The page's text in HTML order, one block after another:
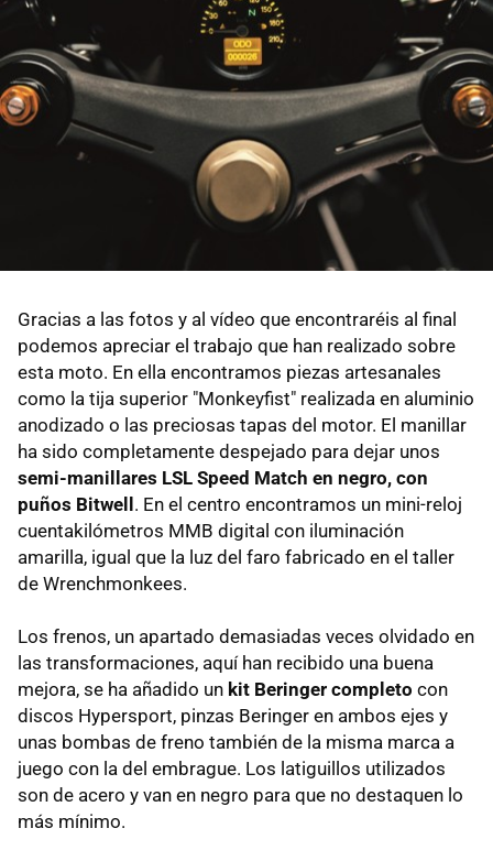
Gracias a las fotos y al vídeo que encontraréis al final
podemos apreciar el trabajo que han realizado sobre
esta moto. En ella encontramos piezas artesanales
como la tija superior "Monkeyfist" realizada en aluminio
anodizado o las preciosas tapas del motor. El manillar
ha sido completamente despejado para dejar unos
semi-manillares LSL Speed Match en negro, con
puños Bitwell. En el centro encontramos un mini-reloj
cuentakilómetros MMB digital con iluminación
amarilla, igual que la luz del faro fabricado en el taller
de Wrenchmonkees.
Los frenos, un apartado demasiadas veces olvidado en
las transformaciones, aquí han recibido una buena
mejora, se ha añadido un kit Beringer completo con
discos Hypersport, pinzas Beringer en ambos ejes y
unas bombas de freno también de la misma marca a
juego con la del embrague. Los latiguillos utilizados
son de acero y van en negro para que no destaquen lo
más mínimo.